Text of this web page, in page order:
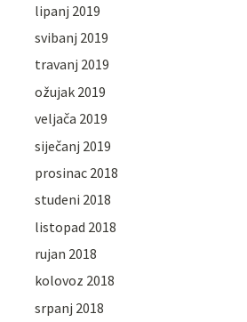
lipanj 2019
svibanj 2019
travanj 2019
ožujak 2019
veljača 2019
siječanj 2019
prosinac 2018
studeni 2018
listopad 2018
rujan 2018
kolovoz 2018
srpanj 2018